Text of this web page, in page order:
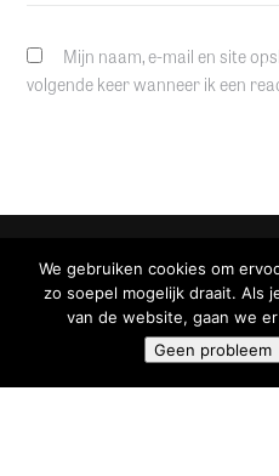
Mijn naam, e-mail en site
volgende keer wanneer ik een
We gebruiken cookies om
zo soepel mogelijk draait. Als
van de website, gaan we
Geen probleem